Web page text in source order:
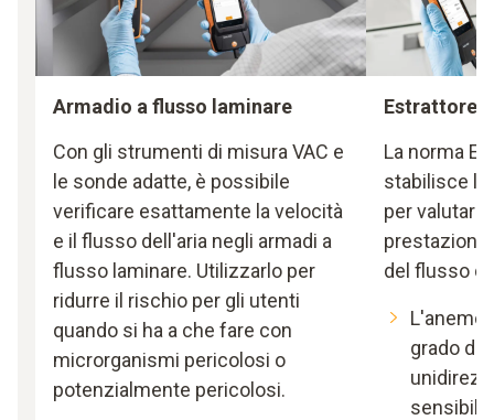
Armadio a flusso laminare
Con gli strumenti di misura VAC e
le sonde adatte, è possibile
verificare esattamente la velocità
e il flusso dell'aria negli armadi a
flusso laminare. Utilizzarlo per
ridurre il rischio per gli utenti
quando si ha a che fare con
microrganismi pericolosi o
potenzialmente pericolosi.
Estrattore
La norma
stabilisce le
per valutare
prestazioni
del flusso
grado di